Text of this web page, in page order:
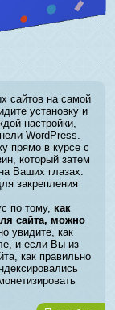
сайтов на самой
установку и
настройки,
WordPress.
прямо в курсе с
который затем
Ваших глазах.
закрепления
по тому,как
сайта, можно
увидите, как
и если Вы из
как правильно